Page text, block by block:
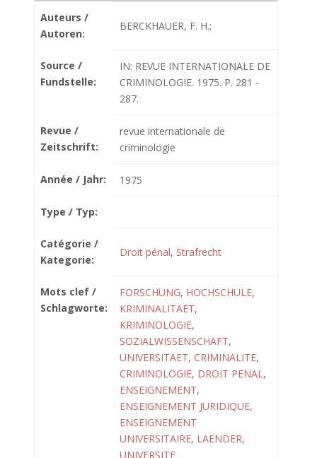
Auteurs /
Autoren:
BERCKHAUER, F. H.;
Source /
Fundstelle:
IN: REVUE INTERNATIONALE DE
CRIMINOLOGIE. 1975. P. 281 -
287.
Revue /
Zeitschrift:
revue internationale de
criminologie
Année / Jahr: 1975
Type / Typ:
Catégorie /
Kategorie:
Droit pénal, Strafrecht
Mots clef /
Schlagworte:
FORSCHUNG, HOCHSCHULE,
KRIMINALITAET,
KRIMINOLOGIE,
SOZIALWISSENSCHAFT,
UNIVERSITAET, CRIMINALITE,
CRIMINOLOGIE, DROIT PENAL,
ENSEIGNEMENT,
ENSEIGNEMENT JURIDIQUE,
ENSEIGNEMENT
UNIVERSITAIRE, LAENDER,
UNIVERSITE